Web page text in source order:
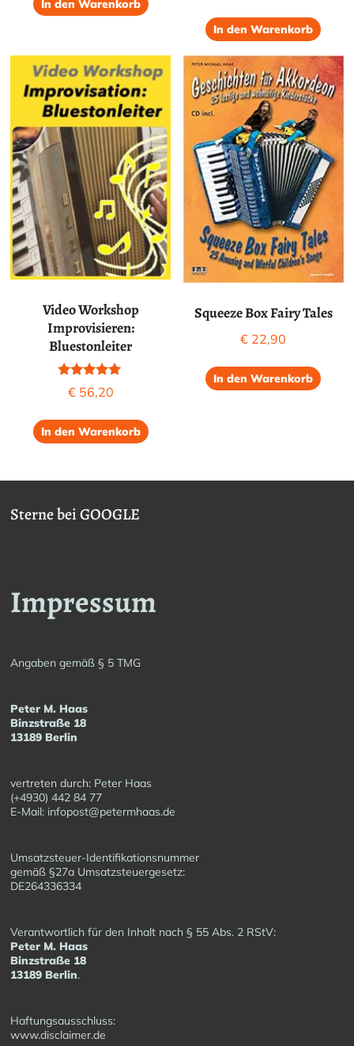
In den Warenkorb
war:
ist:
In den Warenkorb
Video Workshop
Improvisieren:
Bluestonleiter
Bewertet mit
5.00
€56,20
In den Warenkorb
Squeeze Box Fairy Tales
€ 22,90
In den Warenkorb
Sterne bei GOOGLE
Impressum
Angaben gemäß § 5 TMG
Peter M. Haas
Binzstraße 18
13189 Berlin
vertreten durch: Peter Haas
(+4930) 442 84 77
E-Mail: infopost@petermhaas.de
Umsatzsteuer-Identifikationsnummer
gemäß §27a Umsatzsteuergesetz:
DE264336334
Verantwortlich für den Inhalt nach § 55 Abs. 2 RStV:
Peter M. Haas
Binzstraße 18
13189 Berlin.
Haftungsausschluss:
www.disclaimer.de